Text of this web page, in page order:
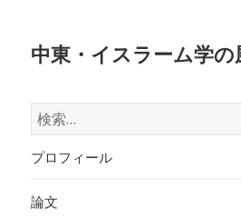
中東・イスラーム学の
検
索:
プロフィール
論文